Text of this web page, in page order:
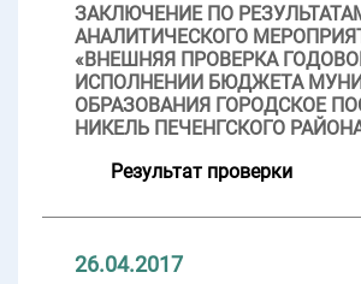
ЗАКЛЮЧЕНИЕ ПО
АНАЛИТИЧЕСКОГО
«ВНЕШНЯЯ ПРОВЕРКА
ИСПОЛНЕНИИ БЮДЖЕТА
ОБРАЗОВАНИЯ ГОРОДСКОЕ
НИКЕЛЬ ПЕЧЕНГСКОГО
Результат проверки
26.04.2017